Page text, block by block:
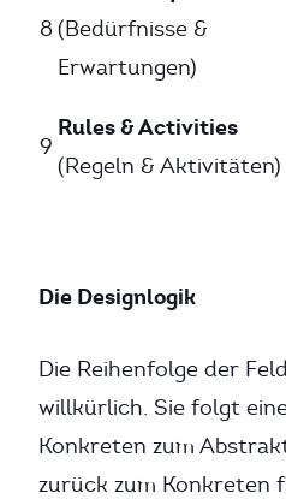
8 (Bedürfnisse &
Erwartungen)
9
Rules & Activities
(Regeln & Aktivitäten)
Die Designlogik
Die Reihenfolge der
willkürlich. Sie folgt
Konkreten zum
zurück zum Konkreten